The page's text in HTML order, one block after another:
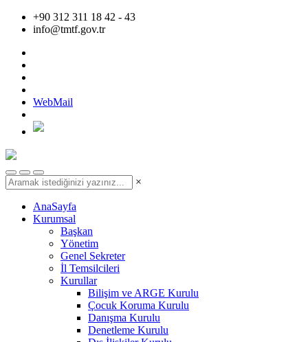
+90 312 311 18 42 - 43
info@tmtf.gov.tr
WebMail
×
AnaSayfa
Kurumsal
Başkan
Yönetim
Genel Sekreter
İl Temsilcileri
Kurullar
Bilişim ve ARGE Kurulu
Çocuk Koruma Kurulu
Danışma Kurulu
Denetleme Kurulu